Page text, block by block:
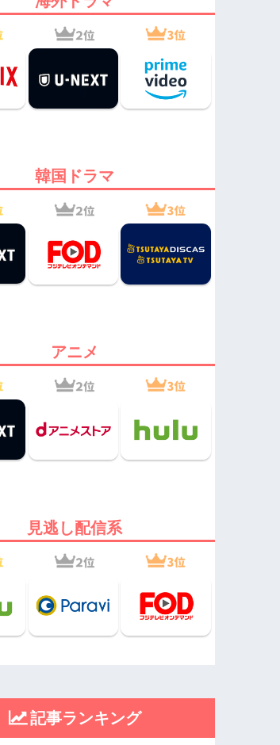
韓国ドラマ
アニメ
見逃し配信系
記事ランキング